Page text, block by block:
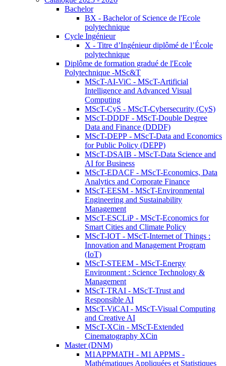
Bachelor
BX - Bachelor of Science de l'Ecole
polytechnique
Cycle Ingénieur
X - Titre d’Ingénieur diplômé de l’École
polytechnique
Diplôme de formation gradué de l'Ecole
Polytechnique -MSc&T
MScT-AI-ViC - MScT-Artificial
Intelligence and Advanced Visual
Computing
MScT-CyS - MScT-Cybersecurity (CyS)
MScT-DDDF - MScT-Double Degree
Data and Finance (DDDF)
MScT-DEPP - MScT-Data and Economics
for Public Policy (DEPP)
MScT-DSAIB - MScT-Data Science and
AI for Business
MScT-EDACF - MScT-Economics, Data
Analytics and Corporate Finance
MScT-EESM - MScT-Environmental
Engineering and Sustainability
Management
MScT-ESCLiP - MScT-Economics for
Smart Cities and Climate Policy
MScT-IOT - MScT-Internet of Things :
Innovation and Management Program
(IoT)
MScT-STEEM - MScT-Energy
Environment : Science Technology &
Management
MScT-TRAI - MScT-Trust and
Responsible AI
MScT-ViCAI - MScT-Visual Computing
and Creative AI
MScT-XCin - MScT-Extended
Cinematography XCin
Master (DNM)
M1APPMATH - M1 APPMS -
Mathématiques Appliquées et Statistiques